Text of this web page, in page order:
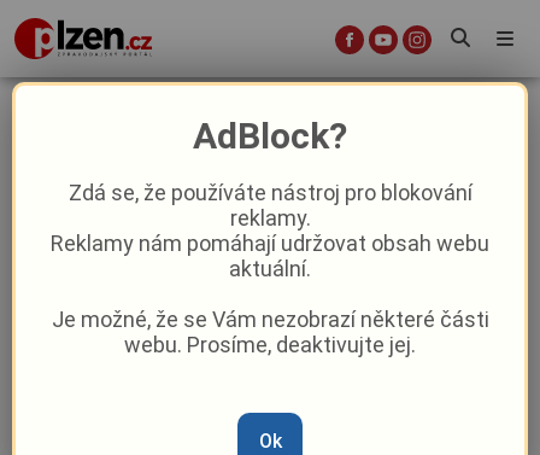
Zemřela závodnická legenda
Richard Vojík, uhořel při požáru
dílny v Klatovech
Krimi Aktuálně
Marie Osvaldová –20. 10. 2025|07:37
AdBlock?
Zdá se, že používáte nástroj pro blokování
reklamy.
Reklamy nám pomáhají udržovat obsah webu
aktuální.
Je možné, že se Vám nezobrazí některé části
webu. Prosíme, deaktivujte jej.
Ok